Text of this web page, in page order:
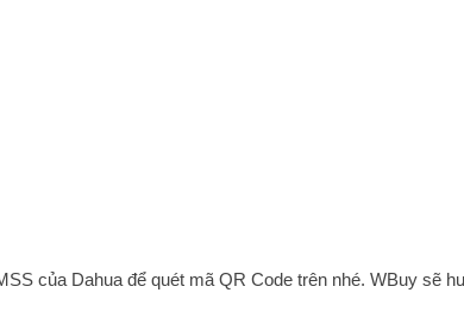
của Dahua để quét mã QR Code trên nhé. WBuy sẽ